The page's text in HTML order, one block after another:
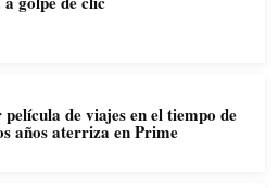
de viajes en el tiempo de
años aterriza en Prime